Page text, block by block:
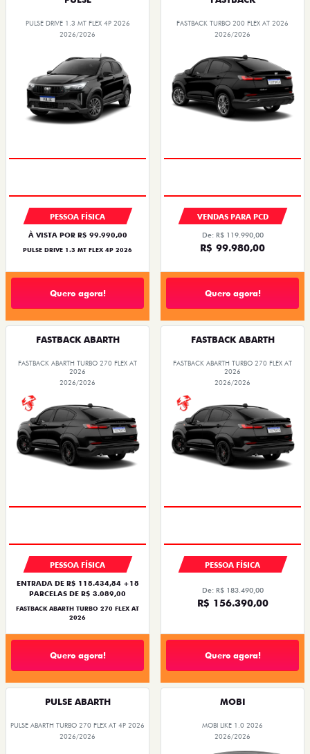
PULSE DRIVE 1.3 MT FLEX 4P 2026
2026/2026
PESSOA FÍSICA
À VISTA POR R$ 99.990,00
PULSE DRIVE 1.3 MT FLEX 4P 2026
Quero agora!
FASTBACK TURBO 200 FLEX AT 2026
2026/2026
VENDAS PARA PCD
De: R$ 119.990,00
R$ 99.980,00
Quero agora!
FASTBACK ABARTH
FASTBACK ABARTH TURBO 270 FLEX AT
2026
2026/2026
PESSOA FÍSICA
ENTRADA DE R$ 118.434,84 +18
PARCELAS DE R$ 3.089,00
FASTBACK ABARTH TURBO 270 FLEX AT
2026
Quero agora!
FASTBACK ABARTH
FASTBACK ABARTH TURBO 270 FLEX AT
2026
2026/2026
PESSOA FÍSICA
De: R$ 183.490,00
R$ 156.390,00
Quero agora!
PULSE ABARTH
PULSE ABARTH TURBO 270 FLEX AT 4P 2026
2026/2026
MOBI
MOBI LIKE 1.0 2026
2026/2026